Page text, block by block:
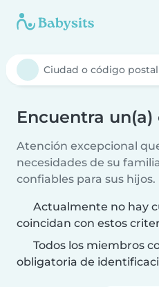
Encuentra un(a)
Atención excepcional
necesidades de su
confiables para sus hijos.
Actualmente no hay
coincidan con estos
Todos los miembros
obligatoria de